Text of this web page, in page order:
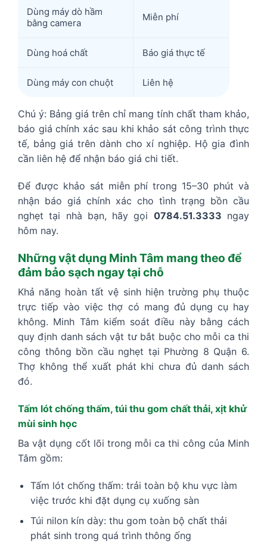
Dùng máy dò hầm
bằng camera
Miễn phí
Dùng hoá chất Báo giá thực tế
Dùng máy con chuột Liên hệ
Chú ý: Bảng giá trên chỉ mang tính chất tham khảo,
báo giá chính xác sau khi khảo sát công trình thực
tế, bảng giá trên dành cho xí nghiệp. Hộ gia đình
cần liên hệ để nhận báo giá chi tiết.
Để được khảo sát miễn phí trong 15–30 phút và
nhận báo giá chính xác cho tình trạng bồn cầu
nghẹt tại nhà bạn, hãy gọi 0784.51.3333 ngay
hôm nay.
Những vật dụng Minh Tâm mang theo để
đảm bảo sạch ngay tại chỗ
Khả năng hoàn tất vệ sinh hiện trường phụ thuộc
trực tiếp vào việc thợ có mang đủ dụng cụ hay
không. Minh Tâm kiểm soát điều này bằng cách
quy định danh sách vật tư bắt buộc cho mỗi ca thi
công thông bồn cầu nghẹt tại Phường 8 Quận 6.
Thợ không thể xuất phát khi chưa đủ danh sách
đó.
Tấm lót chống thấm, túi thu gom chất thải, xịt khử
mùi sinh học
Ba vật dụng cốt lõi trong mỗi ca thi công của Minh
Tâm gồm:
Tấm lót chống thấm: trải toàn bộ khu vực làm
việc trước khi đặt dụng cụ xuống sàn
Túi nilon kín dày: thu gom toàn bộ chất thải
phát sinh trong quá trình thông ống